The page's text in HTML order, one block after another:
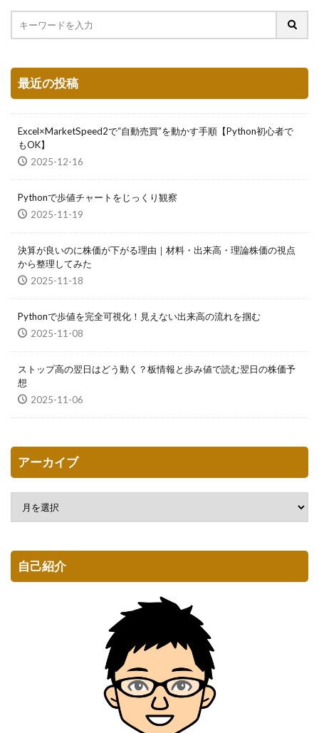
最近の投稿
Excel×MarketSpeed2で“自動売買”を動かす手順【Python初心者で
もOK】
2025-12-16
Pythonで歩値チャートをじっくり観察
2025-11-19
決算が良いのに株価が下がる理由｜材料・出来高・理論株価の視点
から整理してみた
2025-11-18
Pythonで歩値を完全可視化！見えない出来高の流れを掴む
2025-11-08
ストップ高の翌日はどう動く？板情報と歩み値で読む翌日の株価予
想
2025-11-06
アーカイブ
自己紹介